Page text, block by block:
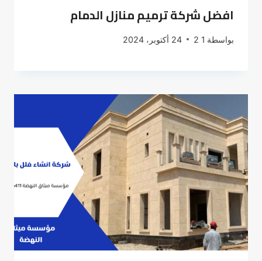
افضل شركة ترميم منازل الدمام
بواسطة 1 2 24 أكتوبر، 2024